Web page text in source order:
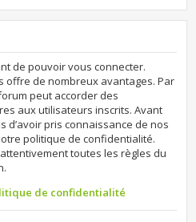
de pouvoir vous connecter.
offre de nombreux avantages. Par
peut accorder des
aux utilisateurs inscrits. Avant
d’avoir pris connaissance de nos
politique de confidentialité.
toutes les règles du
de confidentialité